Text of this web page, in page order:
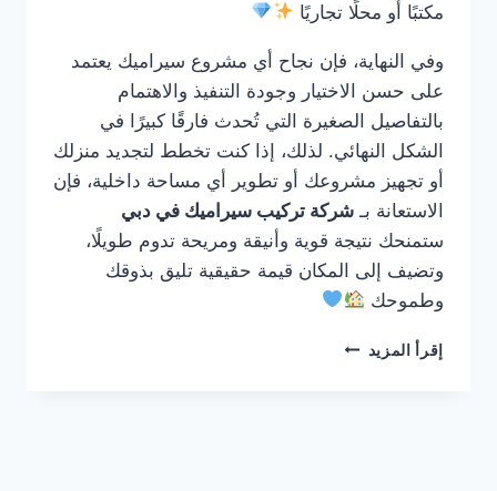
مكتبًا أو محلًا تجاريًا
وفي النهاية، فإن نجاح أي مشروع سيراميك يعتمد
على حسن الاختيار وجودة التنفيذ والاهتمام
بالتفاصيل الصغيرة التي تُحدث فارقًا كبيرًا في
الشكل النهائي. لذلك، إذا كنت تخطط لتجديد منزلك
أو تجهيز مشروعك أو تطوير أي مساحة داخلية، فإن
الاستعانة بـ شركة تركيب سيراميك في دبي
ستمنحك نتيجة قوية وأنيقة ومريحة تدوم طويلًا،
وتضيف إلى المكان قيمة حقيقية تليق بذوقك
وطموحك
إقرأ المزيد شركة